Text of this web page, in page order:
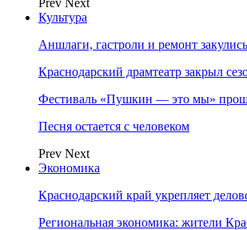
Prev Next
Культура
Аншлаги, гастроли и ремонт
Краснодарский драмтеатр закрыл
Фестиваль «Пушкин — это мы»
Песня остается с человеком
Prev Next
Экономика
Краснодарский край укрепляет
Региональная экономика: жители